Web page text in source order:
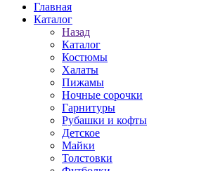
Главная
Каталог
Назад
Каталог
Костюмы
Халаты
Пижамы
Ночные сорочки
Гарнитуры
Рубашки и кофты
Детское
Майки
Толстовки